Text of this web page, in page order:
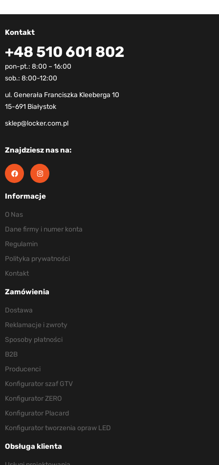
Kontakt
+48 510 601 802
pon-pt.: 8:00 – 16:00
sob.: 8:00-12:00
ul. Generała Franciszka Kleeberga 10
15-691 Białystok
sklep@locker.com.pl
Znajdziesz nas na:
Informacje
O Nas
Dane firmy i numer konta
Regulamin
Polityka prywatności
Kontakt
Zamówienia
Dostawa
Reklamacje i zwroty
Sposoby płatności
B2B
Producenci
Konfigurator szaf GTV
Konfigurator ZERO
Konfigurator Placard
Konfigurator tworzenia opraw LED
Obsługa klienta